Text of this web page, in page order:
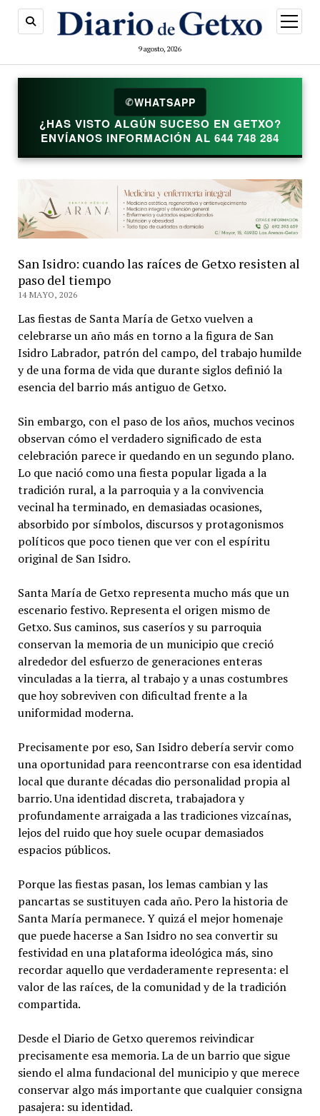
9 agosto, 2026
abrir
menú
✆WHATSAPP
¿HAS VISTO ALGÚN SUCESO EN GETXO?
ENVÍANOS INFORMACIÓN AL 644 748 284
San Isidro: cuando las raíces de Getxo resisten al
paso del tiempo
14 MAYO, 2026
Las fiestas de Santa María de Getxo vuelven a
celebrarse un año más en torno a la figura de San
Isidro Labrador, patrón del campo, del trabajo humilde
y de una forma de vida que durante siglos definió la
esencia del barrio más antiguo de Getxo.
Sin embargo, con el paso de los años, muchos vecinos
observan cómo el verdadero significado de esta
celebración parece ir quedando en un segundo plano.
Lo que nació como una fiesta popular ligada a la
tradición rural, a la parroquia y a la convivencia
vecinal ha terminado, en demasiadas ocasiones,
absorbido por símbolos, discursos y protagonismos
políticos que poco tienen que ver con el espíritu
original de San Isidro.
Santa María de Getxo representa mucho más que un
escenario festivo. Representa el origen mismo de
Getxo. Sus caminos, sus caseríos y su parroquia
conservan la memoria de un municipio que creció
alrededor del esfuerzo de generaciones enteras
vinculadas a la tierra, al trabajo y a unas costumbres
que hoy sobreviven con dificultad frente a la
uniformidad moderna.
Precisamente por eso, San Isidro debería servir como
una oportunidad para reencontrarse con esa identidad
local que durante décadas dio personalidad propia al
barrio. Una identidad discreta, trabajadora y
profundamente arraigada a las tradiciones vizcaínas,
lejos del ruido que hoy suele ocupar demasiados
espacios públicos.
Porque las fiestas pasan, los lemas cambian y las
pancartas se sustituyen cada año. Pero la historia de
Santa María permanece. Y quizá el mejor homenaje
que puede hacerse a San Isidro no sea convertir su
festividad en una plataforma ideológica más, sino
recordar aquello que verdaderamente representa: el
valor de las raíces, de la comunidad y de la tradición
compartida.
Desde el Diario de Getxo queremos reivindicar
precisamente esa memoria. La de un barrio que sigue
siendo el alma fundacional del municipio y que merece
conservar algo más importante que cualquier consigna
pasajera: su identidad.